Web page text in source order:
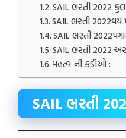
SAIL ભરતી 2022
SAIL ભરતી 2022વય
SAIL ભરતી
SAIL ભરતી 2022
મહત્વ ની કડીઓ :
SAIL ભરતી